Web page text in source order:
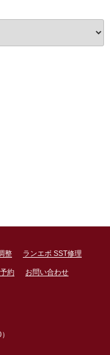
整 ランエボ SST修理
約 お問い合わせ